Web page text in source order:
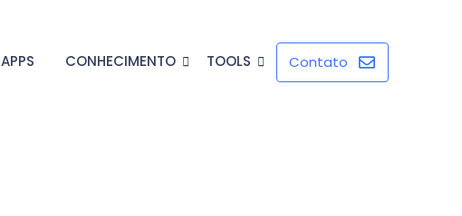
APPS CONHECIMENTO TOOLS Contato